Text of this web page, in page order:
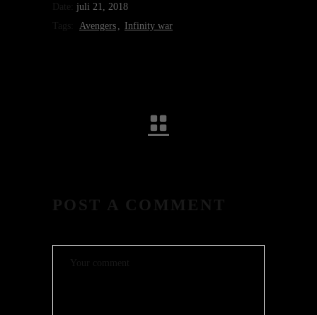
Date:
juli 21, 2018
Tags:
Avengers Infinity war
POST A COMMENT